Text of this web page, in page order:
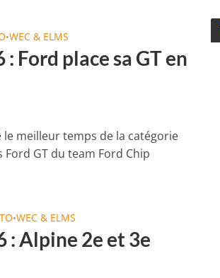
•WEC & ELMS
Ford place sa GT en
le meilleur temps de la catégorie
Ford GT du team Ford Chip
•WEC & ELMS
: Alpine 2e et 3e